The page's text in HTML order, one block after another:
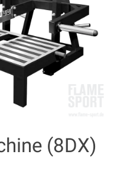
(8DX)